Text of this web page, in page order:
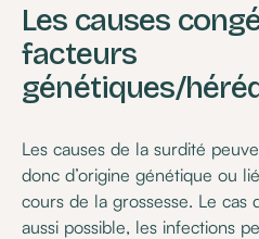
Les causes
facteurs
génétiques/
Les causes de la surdité
donc d’origine génétique ou
cours de la grossesse. Le cas
aussi possible, les infections